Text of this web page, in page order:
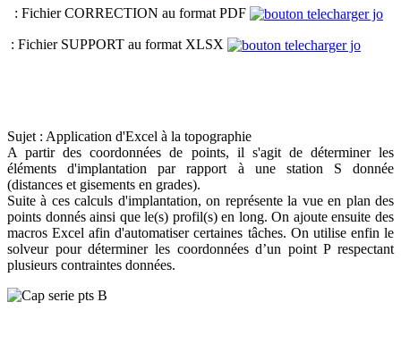
: Fichier CORRECTION au format PDF
: Fichier SUPPORT au format XLSX
Sujet : Application d'Excel à la topographie
A partir des coordonnées de points, il s'agit de déterminer les
éléments d'implantation par rapport à une station S donnée
(distances et gisements en grades).
Suite à ces calculs d'implantation, on représente la vue en plan des
points donnés ainsi que le(s) profil(s) en long. On ajoute ensuite des
macros Excel afin d'automatiser certaines tâches. On utilise enfin le
solveur pour déterminer les coordonnées d’un point P respectant
plusieurs contraintes données.